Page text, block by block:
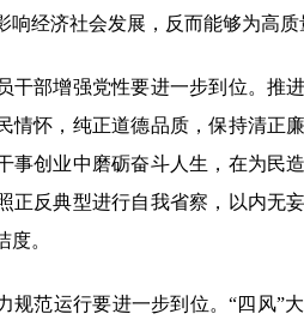
响经济社会发展，反而能够为高
部增强党性要进一步到位。推进
情怀，纯正道德品质，保持清正
事创业中磨砺奋斗人生，在为民
正反典型进行自我省察，以内无
。
范运行要进一步到位。“四风”